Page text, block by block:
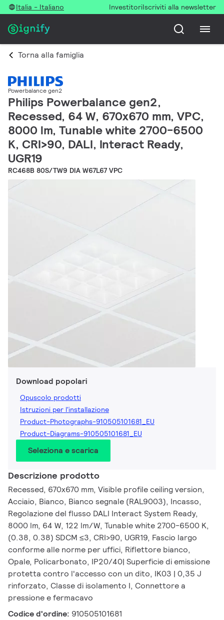
Italia - Italiano InvestitoriIscriviti alla newsletter
Torna alla famiglia
Powerbalance gen2
Philips Powerbalance gen2,
Recessed, 64 W, 670x670 mm, VPC,
8000 lm, Tunable white 2700-6500
K, CRI>90, DALI, Interact Ready,
UGR19
RC468B 80S/TW9 DIA W67L67 VPC
Download popolari
Opuscolo prodotti
Istruzioni per l'installazione
Product-Photographs-910505101681_EU
Product-Diagrams-910505101681_EU
Seleziona e scarica
Descrizione prodotto
Recessed, 670x670 mm, Visible profile ceiling version,
Acciaio, Bianco, Bianco segnale (RAL9003), Incasso,
Regolazione del flusso DALI Interact System Ready,
8000 lm, 64 W, 122 lm/W, Tunable white 2700-6500 K,
(0.38, 0.38) SDCM ≤3, CRI>90, UGR19, Fascio largo
conforme alle norme per uffici, Riflettore bianco,
Opale, Policarbonato, IP20/40| Superficie di emissione
protetta contro l'accesso con un dito, IK03 | 0,35 J
rinforzato, Classe di isolamento I, Connettore a
pressione e fermacavo
Codice d'ordine: 910505101681